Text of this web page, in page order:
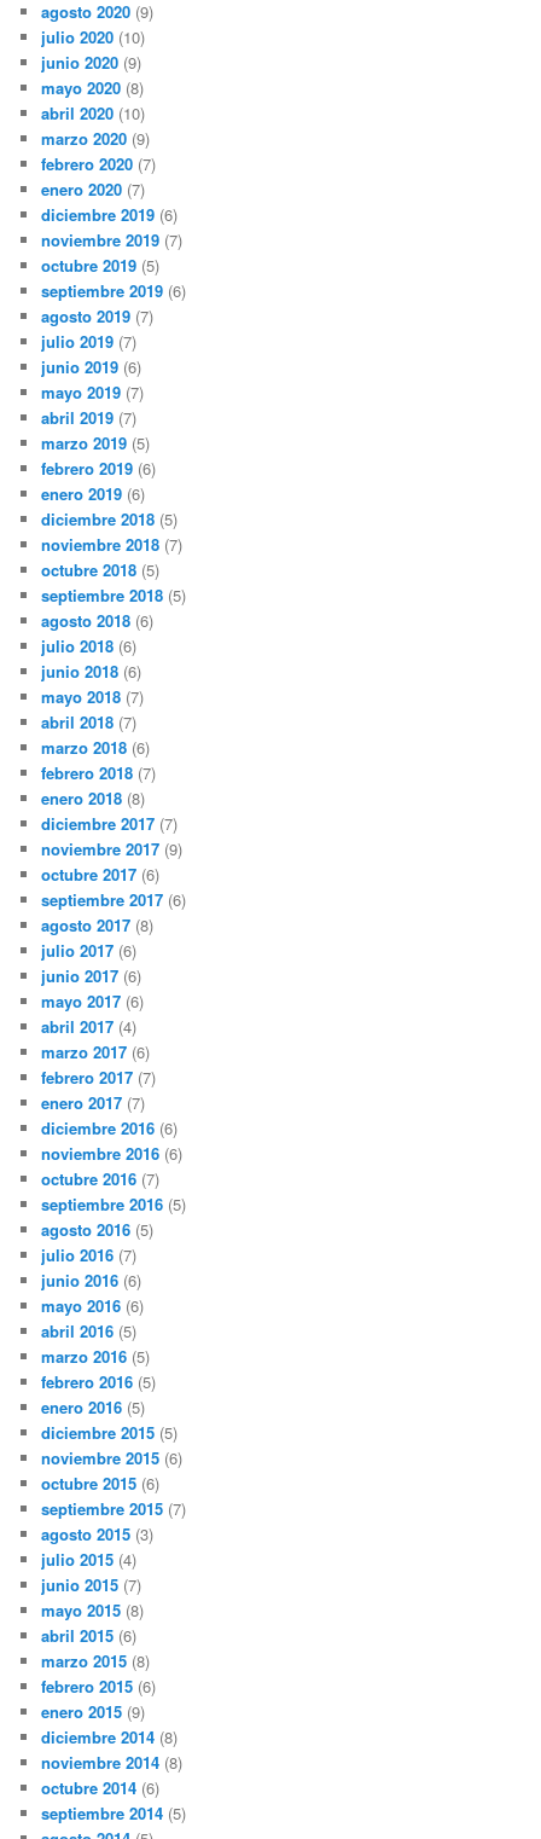
agosto 2020 (9)
julio 2020 (10)
junio 2020 (9)
mayo 2020 (8)
abril 2020 (10)
marzo 2020 (9)
febrero 2020 (7)
enero 2020 (7)
diciembre 2019 (6)
noviembre 2019 (7)
octubre 2019 (5)
septiembre 2019 (6)
agosto 2019 (7)
julio 2019 (7)
junio 2019 (6)
mayo 2019 (7)
abril 2019 (7)
marzo 2019 (5)
febrero 2019 (6)
enero 2019 (6)
diciembre 2018 (5)
noviembre 2018 (7)
octubre 2018 (5)
septiembre 2018 (5)
agosto 2018 (6)
julio 2018 (6)
junio 2018 (6)
mayo 2018 (7)
abril 2018 (7)
marzo 2018 (6)
febrero 2018 (7)
enero 2018 (8)
diciembre 2017 (7)
noviembre 2017 (9)
octubre 2017 (6)
septiembre 2017 (6)
agosto 2017 (8)
julio 2017 (6)
junio 2017 (6)
mayo 2017 (6)
abril 2017 (4)
marzo 2017 (6)
febrero 2017 (7)
enero 2017 (7)
diciembre 2016 (6)
noviembre 2016 (6)
octubre 2016 (7)
septiembre 2016 (5)
agosto 2016 (5)
julio 2016 (7)
junio 2016 (6)
mayo 2016 (6)
abril 2016 (5)
marzo 2016 (5)
febrero 2016 (5)
enero 2016 (5)
diciembre 2015 (5)
noviembre 2015 (6)
octubre 2015 (6)
septiembre 2015 (7)
agosto 2015 (3)
julio 2015 (4)
junio 2015 (7)
mayo 2015 (8)
abril 2015 (6)
marzo 2015 (8)
febrero 2015 (6)
enero 2015 (9)
diciembre 2014 (8)
noviembre 2014 (8)
octubre 2014 (6)
septiembre 2014 (5)